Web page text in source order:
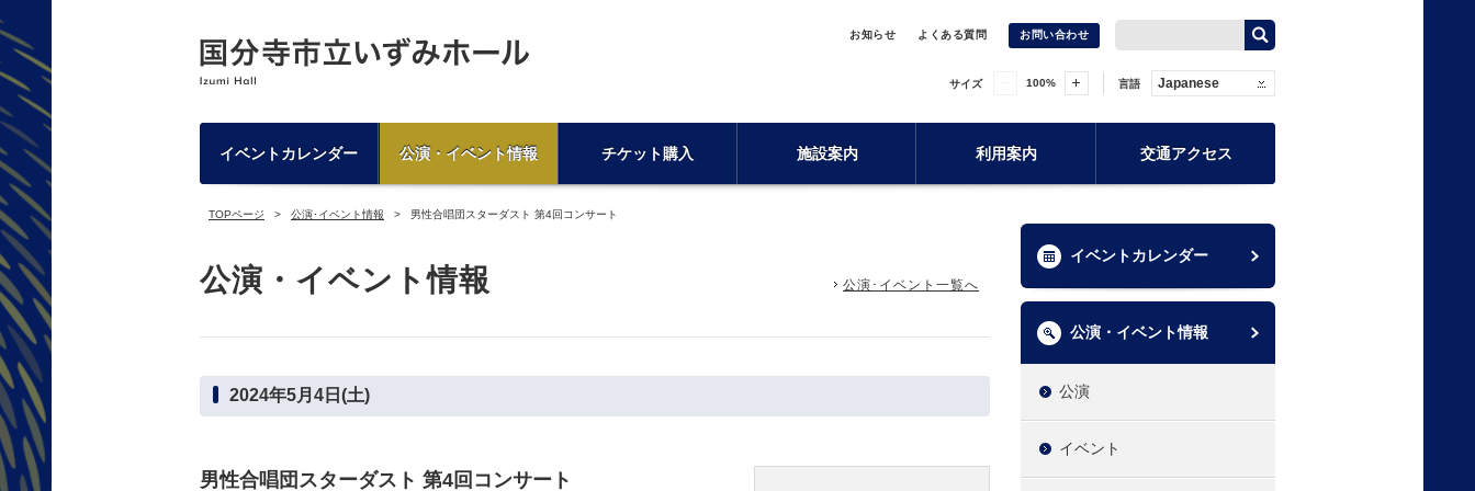
お知らせ よくある質問 お問い合わせ
サイズ 100% 言語 Japanese
イベントカレンダー 公演・イベント情報 チケット購入 施設案内 利用案内 交通アクセス
TOPページ 公演･イベント情報 男性合唱団スターダスト 第4回コンサート
公演・イベント情報 公演･イベント一覧へ
2024年5月4日(土)
男性合唱団スターダスト 第4回コンサート
イベントカレンダー
公演・イベント情報
公演
イベント